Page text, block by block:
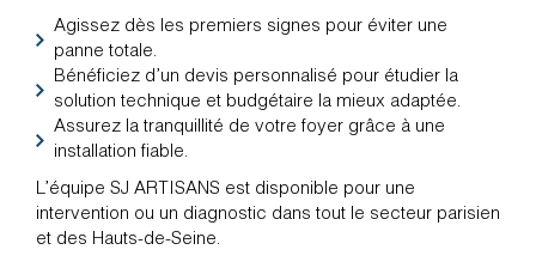
Agissez dès les premiers signes pour éviter une
panne totale.
Bénéficiez d’un devis personnalisé pour étudier la
solution technique et budgétaire la mieux adaptée.
Assurez la tranquillité de votre foyer grâce à une
installation fiable.
L’équipe SJ ARTISANS est disponible pour une
intervention ou un diagnostic dans tout le secteur parisien
et des Hauts-de-Seine.